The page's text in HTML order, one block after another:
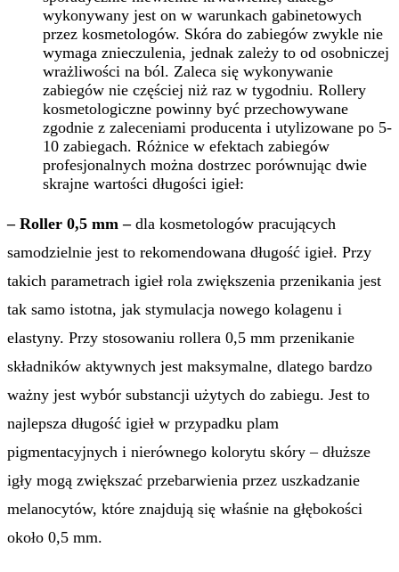
wykonywany jest on w warunkach gabinetowych
przez kosmetologów. Skóra do zabiegów zwykle nie
wymaga znieczulenia, jednak zależy to od osobniczej
wrażliwości na ból. Zaleca się wykonywanie
zabiegów nie częściej niż raz w tygodniu. Rollery
kosmetologiczne powinny być przechowywane
zgodnie z zaleceniami producenta i utylizowane po 5-
10 zabiegach. Różnice w efektach zabiegów
profesjonalnych można dostrzec porównując dwie
skrajne wartości długości igieł:
– Roller 0,5 mm – dla kosmetologów pracujących
samodzielnie jest to rekomendowana długość igieł. Przy
takich parametrach igieł rola zwiększenia przenikania jest
tak samo istotna, jak stymulacja nowego kolagenu i
elastyny. Przy stosowaniu rollera 0,5 mm przenikanie
składników aktywnych jest maksymalne, dlatego bardzo
ważny jest wybór substancji użytych do zabiegu. Jest to
najlepsza długość igieł w przypadku plam
pigmentacyjnych i nierównego kolorytu skóry – dłuższe
igły mogą zwiększać przebarwienia przez uszkadzanie
melanocytów, które znajdują się właśnie na głębokości
około 0,5 mm.